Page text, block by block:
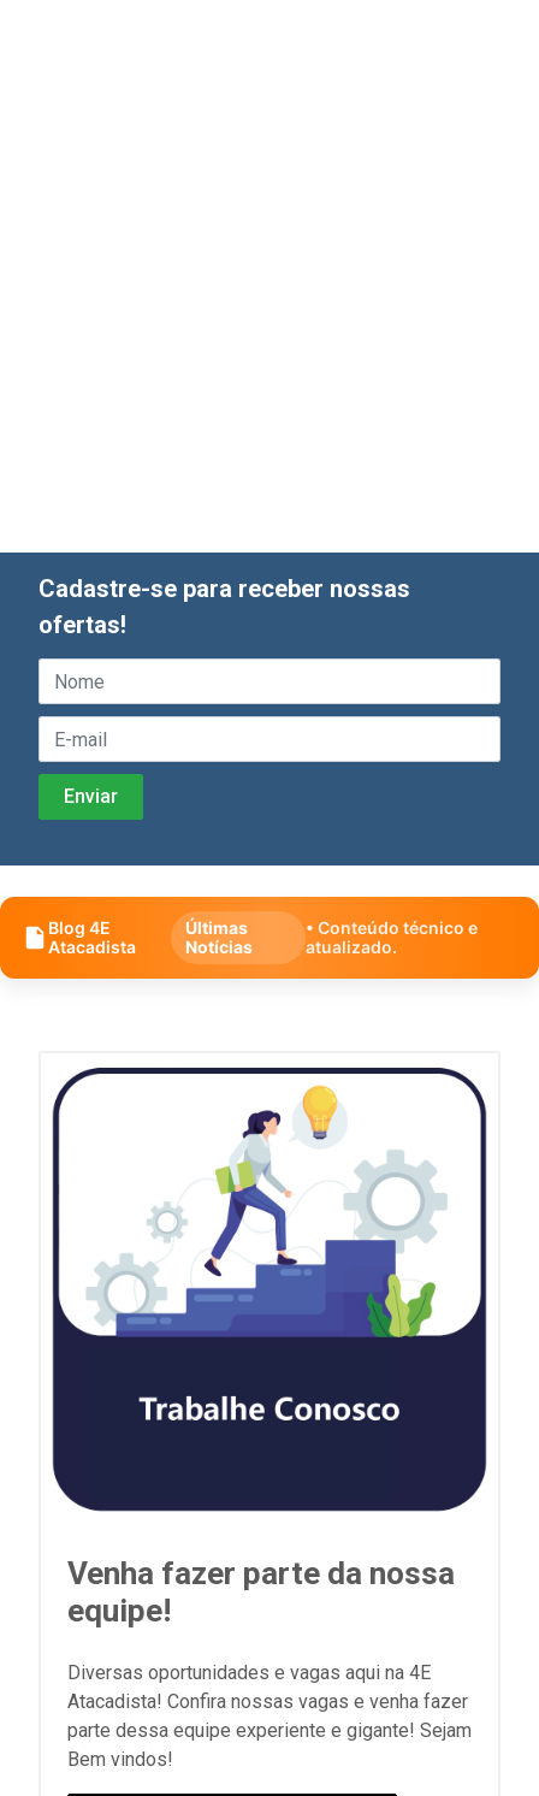
Cadastre-se para receber nossas
ofertas!
Blog 4E
Atacadista
Últimas
Notícias
• Conteúdo técnico e
atualizado.
Venha fazer parte da nossa
equipe!
Diversas oportunidades e vagas aqui na 4E
Atacadista! Confira nossas vagas e venha fazer
parte dessa equipe experiente e gigante! Sejam
Bem vindos!